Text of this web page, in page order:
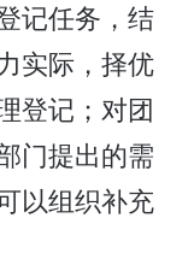
记任务，结
实际，择优
登记；对团
门提出的需
以组织补充